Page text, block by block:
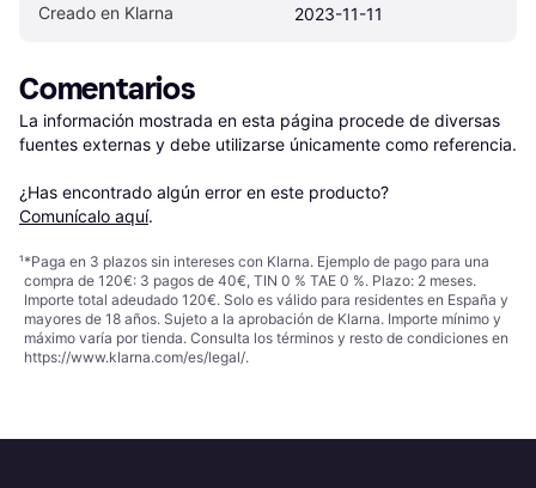
Creado en Klarna 2023-11-11
Comentarios
La información mostrada en esta página procede de diversas
fuentes externas y debe utilizarse únicamente como referencia.
¿Has encontrado algún error en este producto?
Comunícalo aquí.
¹*Paga en 3 plazos sin intereses con Klarna. Ejemplo de pago para una
compra de 120€: 3 pagos de 40€, TIN 0 % TAE 0 %. Plazo: 2 meses.
Importe total adeudado 120€. Solo es válido para residentes en España y
mayores de 18 años. Sujeto a la aprobación de Klarna. Importe mínimo y
máximo varía por tienda. Consulta los términos y resto de condiciones en
https://www.klarna.com/es/legal/.